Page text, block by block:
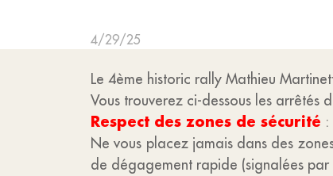
4/29/25
Le 4ème historic rally Mathieu
Vous trouverez ci-dessous les arrêtés
Respect des zones de sécurité :
Ne vous placez jamais dans des
de dégagement rapide (signalées par